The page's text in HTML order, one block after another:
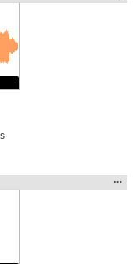
la
la
…